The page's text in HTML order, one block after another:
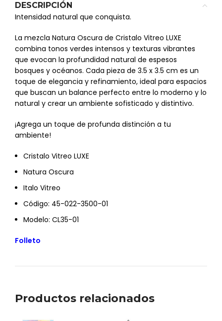
DESCRIPCIÓN
Intensidad natural que conquista.
La mezcla Natura Oscura de Cristalo Vitreo LUXE
combina tonos verdes intensos y texturas vibrantes
que evocan la profundidad natural de espesos
bosques y océanos. Cada pieza de 3.5 x 3.5 cm es un
toque de elegancia y refinamiento, ideal para espacios
que buscan un balance perfecto entre lo moderno y lo
natural y crear un ambiente sofisticado y distintivo.
¡Agrega un toque de profunda distinción a tu
ambiente!
Cristalo Vitreo LUXE
Natura Oscura
Italo Vitreo
Código: 45-022-3500-01
Modelo: CL35-01
Folleto
Productos relacionados